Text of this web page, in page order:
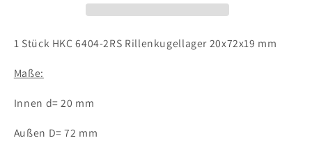
Rillenkugellager
mm
Rillenkugellager
mm
1 Stück HKC 6404-2RS Rillenkugellager 20x72x19 mm
Maße:
Innen d= 20 mm
Außen D= 72 mm